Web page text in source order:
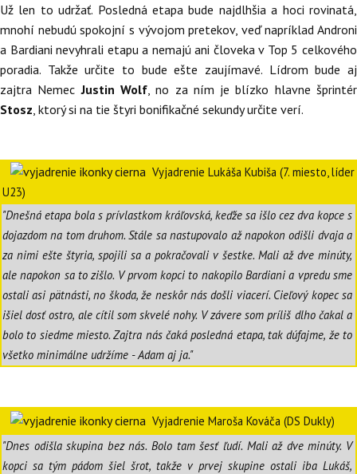
Už len to udržať. Posledná etapa bude najdlhšia a hoci rovinatá,
mnohí nebudú spokojní s vývojom pretekov, veď napríklad Androni
a Bardiani nevyhrali etapu a nemajú ani človeka v Top 5 celkového
poradia. Takže určite to bude ešte zaujímavé. Lídrom bude aj
zajtra NemecJustin Wolf, no za ním je blízko hlavne šprintér
Stosz , ktorý si na tie štyri bonifikačné sekundy určite verí.
Vyjadrenie Lukáša Kubiša (7. miesto, líder
U23)
"Dnešná etapa bola s prívlastkom kráľovská, keďže sa išlo cez dva kopce s
dojazdom na tom druhom. Stále sa nastupovalo až napokon odišli dvaja a
za nimi ešte štyria, spojili sa a pokračovali v šestke. Mali až dve minúty,
ale napokon sa to zišlo. V prvom kopci to nakopilo Bardiani a vpredu sme
ostali asi pätnásti, no škoda, že neskôr nás došli viacerí. Cieľový kopec sa
išiel dosť ostro, ale cítil som skvelé nohy. V závere som príliš dlho čakal a
bolo to siedme miesto. Zajtra nás čaká posledná etapa, tak dúfajme, že to
všetko minimálne udržíme - Adam aj ja."
Vyjadrenie Maroša Kováča (DS Dukly)
"Dnes odišla skupina bez nás. Bolo tam šesť ľudí. Mali až dve minúty. V
kopci sa tým pádom šiel šrot, takže v prvej skupine ostali iba Lukáš,